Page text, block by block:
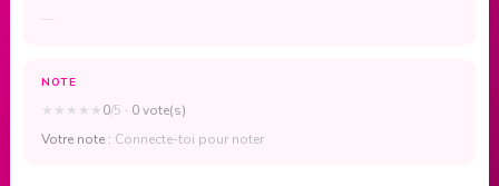
—
NOTE
★ ★ ★ ★ ★0/5 · 0 vote(s)
Votre note : Connecte-toi pour noter